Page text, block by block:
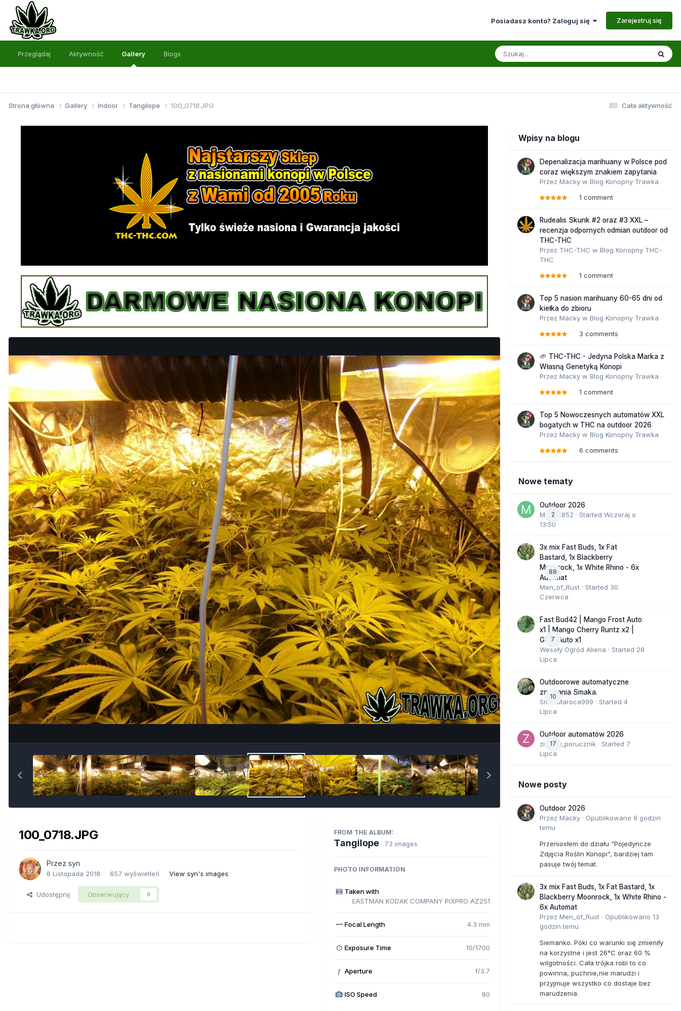
Posiadasz konto? Zaloguj się Zarejestruj się
Przeglądaj Aktywność Gallery Blogs
Cała aktywność
Strona główna Gallery Indoor Tangilope 100_0718.JPG
Image Tools
100_0718.JPG
Przez syn
6 Listopada 2018 657 wyświetleń View syn's images
Udostępnij Obserwujący 0
FROM THE ALBUM:
Tangilope · 73 images
PHOTO INFORMATION
Taken with
EASTMAN KODAK COMPANY PIXPRO AZ251
Focal Length 4.3 mm
Exposure Time 10/1700
f Aperture f/3.7
ISO Speed 80
Wpisy na blogu
Depenalizacja marihuany w Polsce pod
coraz większym znakiem zapytania
Przez Macky w Blog Konopny Trawka
1 comment
Rudealis Skunk #2 oraz #3 XXL –
recenzja odpornych odmian outdoor od
THC-THC
Przez THC-THC w Blog Konopny THC-
THC
1 comment
Top 5 nasion marihuany 60-65 dni od
kiełka do zbioru
Przez Macky w Blog Konopny Trawka
3 comments
🌱 THC-THC - Jedyna Polska Marka z
Własną Genetyką Konopi
Przez Macky w Blog Konopny Trawka
1 comment
Top 5 Nowoczesnych automatów XXL
bogatych w THC na outdoor 2026
Przez Macky w Blog Konopny Trawka
6 comments
Nowe tematy
2
Outdoor 2026
Marcel852 · Started Wczoraj o
13:50
88
3x mix Fast Buds, 1x Fat
Bastard, 1x Blackberry
Moonrock, 1x White Rhino - 6x
Automat
Men_of_Rust · Started 30
Czerwca
7
Fast Bud42 | Mango Frost Auto
x1 | Mango Cherry Runtz x2 |
GMO Auto x1
Wesoły Ogród Aliena · Started 28
Lipca
10
Outdoorowe automatyczne
zmagania Smaka.
SmakMaroca999 · Started 4
Lipca
17
Outdoor automatów 2026
zielony_porucznik · Started 7
Lipca
Nowe posty
Outdoor 2026
Przez Macky · Opublikowano 9 godzin
temu
Przeniosłem do działu "Pojedyncze
Zdjęcia Roślin Konopi", bardziej tam
pasuje twój temat.
3x mix Fast Buds, 1x Fat Bastard, 1x
Blackberry Moonrock, 1x White Rhino -
6x Automat
Przez Men_of_Rust · Opublikowano 13
godzin temu
Siemanko. Póki co warunki się zmieniły
na korzystne i jest 26°C oraz 60 %
wilgotności. Cała trójka robi to co
powinna, puchnie,nie marudzi i
przyjmuje wszystko co dostaje bez
marudzenia.